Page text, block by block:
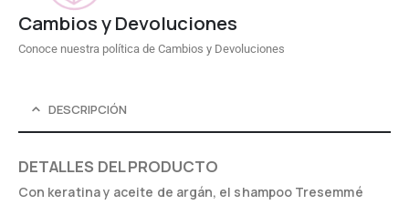
Cambios y Devoluciones
Conoce nuestra política de Cambios y Devoluciones
DESCRIPCIÓN
DETALLES DEL PRODUCTO
Con keratina y aceite de argán, el shampoo Tresemmé